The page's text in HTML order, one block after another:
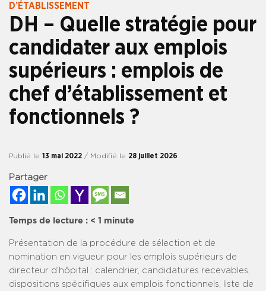
D’ÉTABLISSEMENT
DH – Quelle stratégie pour
candidater aux emplois
supérieurs : emplois de
chef d’établissement et
fonctionnels ?
Publié le 13 mai 2022 / Modifié le 28 juillet 2026
Partager
Temps de lecture : < 1 minute
Présentation de la procédure de sélection et de
nomination en vigueur pour les emplois supérieurs de
directeur d’hôpital : calendrier, candidatures recevables,
dispositions spécifiques aux emplois fonctionnels, liste de